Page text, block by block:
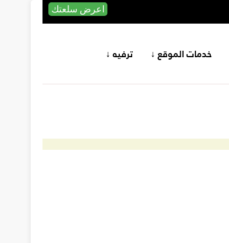
اعرض سلعتك
خدمات الموقع ↓ ترفيه ↓